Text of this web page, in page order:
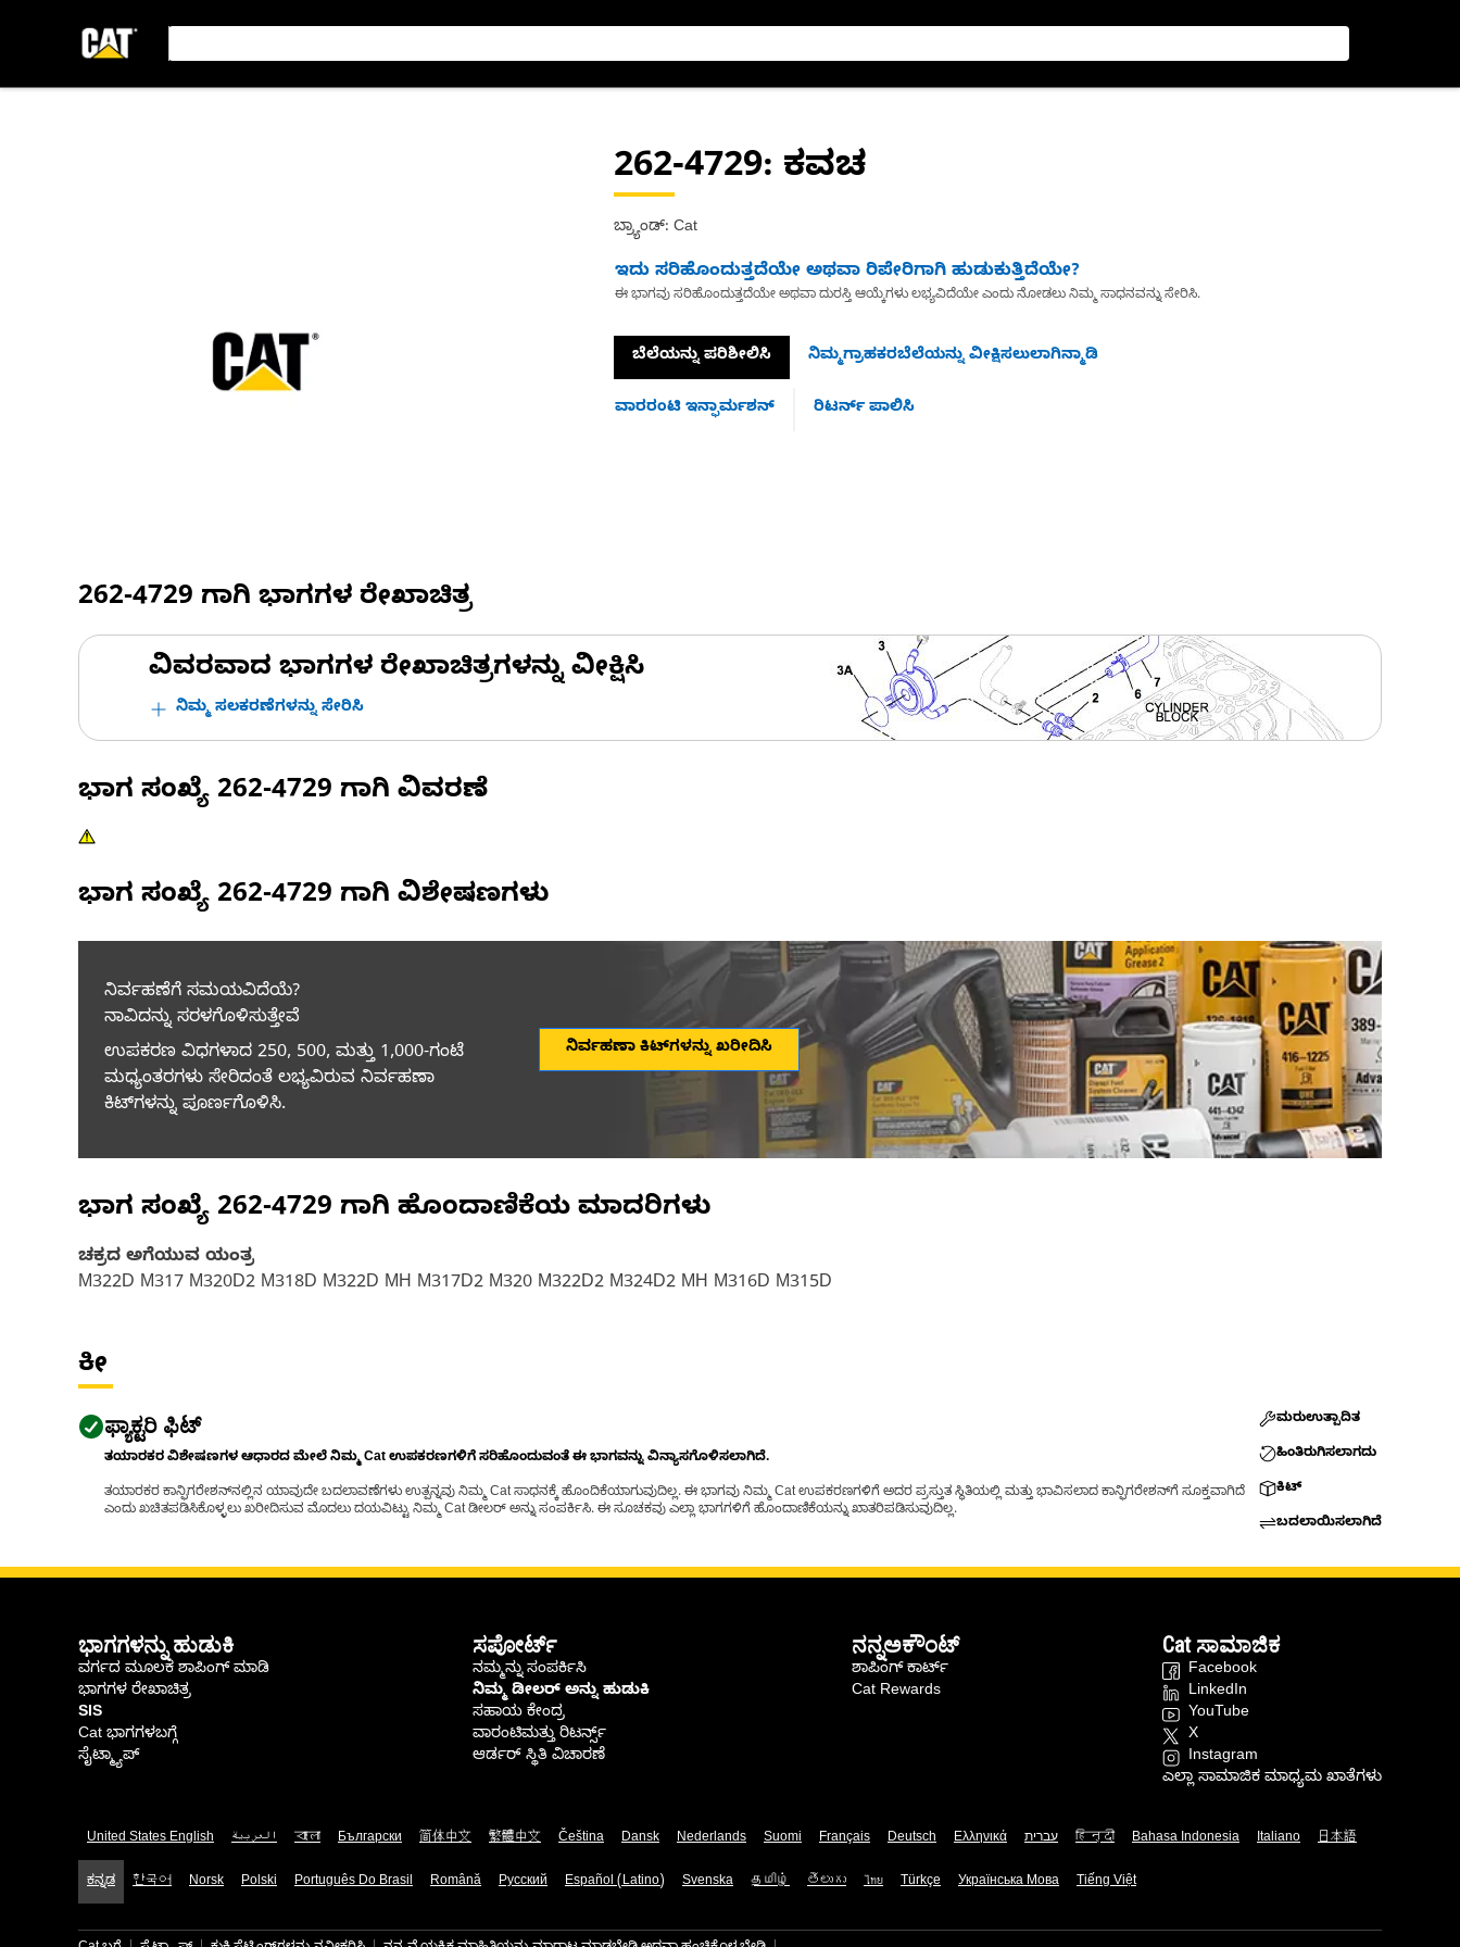
262-4729: ಕವಚ
ಬ್ರ್ಯಾಂಡ್: Cat
ಇದು ಸರಿಹೊಂದುತ್ತದೆಯೇ ಅಥವಾ ರಿಪೇರಿಗಾಗಿ ಹುಡುಕುತ್ತಿದೆಯೇ?
ಈ ಭಾಗವು ಸರಿಹೊಂದುತ್ತದೆಯೇ ಅಥವಾ ದುರಸ್ತಿ ಆಯ್ಕೆಗಳು ಲಭ್ಯವಿದೆಯೇ ಎಂದು ನೋಡಲು ನಿಮ್ಮ ಸಾಧನವನ್ನು ಸೇರಿಸಿ.
ಬೆಲೆಯನ್ನು ಪರಿಶೀಲಿಸಿ ನಿಮ್ಮಗ್ರಾಹಕರಬೆಲೆಯನ್ನು ವೀಕ್ಷಿಸಲುಲಾಗಿನ್ಮಾಡಿ
ವಾರರಂಟಿ ಇನ್ಫಾರ್ಮಶನ್ ರಿಟರ್ನ್ ಪಾಲಿಸಿ
262-4729 ಗಾಗಿ ಭಾಗಗಳ ರೇಖಾಚಿತ್ರ
ವಿವರವಾದ ಭಾಗಗಳ ರೇಖಾಚಿತ್ರಗಳನ್ನು ವೀಕ್ಷಿಸಿ
ನಿಮ್ಮ ಸಲಕರಣೆಗಳನ್ನು ಸೇರಿಸಿ
ಭಾಗ ಸಂಖ್ಯೆ 262-4729 ಗಾಗಿ ವಿವರಣೆ
ಭಾಗ ಸಂಖ್ಯೆ 262-4729 ಗಾಗಿ ವಿಶೇಷಣಗಳು
ನಿರ್ವಹಣೆಗೆ ಸಮಯವಿದೆಯೆ?
ನಾವಿದನ್ನು ಸರಳಗೊಳಿಸುತ್ತೇವೆ
ಉಪಕರಣ ವಿಧಗಳಾದ 250, 500, ಮತ್ತು 1,000-ಗಂಟೆ
ಮಧ್ಯಂತರಗಳು ಸೇರಿದಂತೆ ಲಭ್ಯವಿರುವ ನಿರ್ವಹಣಾ
ಕಿಟ್‌ಗಳನ್ನು ಪೂರ್ಣಗೊಳಿಸಿ.
ನಿರ್ವಹಣಾ ಕಿಟ್‌ಗಳನ್ನು ಖರೀದಿಸಿ
ಭಾಗ ಸಂಖ್ಯೆ 262-4729 ಗಾಗಿ ಹೊಂದಾಣಿಕೆಯ ಮಾದರಿಗಳು
ಚಕ್ರದ ಅಗೆಯುವ ಯಂತ್ರ
M322D M317 M320D2 M318D M322D MH M317D2 M320 M322D2 M324D2 MH M316D M315D
ಕೀ
ಫ್ಯಾಕ್ಟರಿ ಫಿಟ್
ತಯಾರಕರ ವಿಶೇಷಣಗಳ ಆಧಾರದ ಮೇಲೆ ನಿಮ್ಮ Cat ಉಪಕರಣಗಳಿಗೆ ಸರಿಹೊಂದುವಂತೆ ಈ ಭಾಗವನ್ನು ವಿನ್ಯಾಸಗೊಳಿಸಲಾಗಿದೆ.
ತಯಾರಕರ ಕಾನ್ಫಿಗರೇಶನ್‌ನಲ್ಲಿನ ಯಾವುದೇ ಬದಲಾವಣೆಗಳು ಉತ್ಪನ್ನವು ನಿಮ್ಮ Cat ಸಾಧನಕ್ಕೆ ಹೊಂದಿಕೆಯಾಗುವುದಿಲ್ಲ. ಈ ಭಾಗವು ನಿಮ್ಮ Cat ಉಪಕರಣಗಳಿಗೆ ಅದರ ಪ್ರಸ್ತುತ ಸ್ಥಿತಿಯಲ್ಲಿ ಮತ್ತು ಭಾವಿಸಲಾದ ಕಾನ್ಫಿಗರೇಶನ್‌ಗೆ ಸೂಕ್ತವಾಗಿದೆ
ಎಂದು ಖಚಿತಪಡಿಸಿಕೊಳ್ಳಲು ಖರೀದಿಸುವ ಮೊದಲು ದಯವಿಟ್ಟು ನಿಮ್ಮ Cat ಡೀಲರ್ ಅನ್ನು ಸಂಪರ್ಕಿಸಿ. ಈ ಸೂಚಕವು ಎಲ್ಲಾ ಭಾಗಗಳಿಗೆ ಹೊಂದಾಣಿಕೆಯನ್ನು ಖಾತರಿಪಡಿಸುವುದಿಲ್ಲ.
ಮರುಉತ್ಪಾದಿತ
ಹಿಂತಿರುಗಿಸಲಾಗದು
ಕಿಟ್
ಬದಲಾಯಿಸಲಾಗಿದೆ
ಭಾಗಗಳನ್ನು ಹುಡುಕಿ
ವರ್ಗದ ಮೂಲಕ ಶಾಪಿಂಗ್ ಮಾಡಿ
ಭಾಗಗಳ ರೇಖಾಚಿತ್ರ
SIS
Cat ಭಾಗಗಳಬಗ್ಗೆ
ಸೈಟ್ಮ್ಯಾಪ್
ಸಪೋರ್ಟ್
ನಮ್ಮನ್ನು ಸಂಪರ್ಕಿಸಿ
ನಿಮ್ಮ ಡೀಲರ್ ಅನ್ನು ಹುಡುಕಿ
ಸಹಾಯ ಕೇಂದ್ರ
ವಾರಂಟಿಮತ್ತು ರಿಟರ್ನ್ಸ್
ಆರ್ಡರ್ ಸ್ಥಿತಿ ವಿಚಾರಣೆ
ನನ್ನಅಕೌಂಟ್
ಶಾಪಿಂಗ್ ಕಾರ್ಟ್
Cat Rewards
Cat ಸಾಮಾಜಿಕ
Facebook
LinkedIn
YouTube
X
Instagram
ಎಲ್ಲಾ ಸಾಮಾಜಿಕ ಮಾಧ್ಯಮ ಖಾತೆಗಳು
United States English العربية বাংলা Български 简体中文 繁體中文 Čeština Dansk Nederlands Suomi Français Deutsch Ελληνικά עברית हिन्दी Bahasa Indonesia Italiano 日本語
ಕನ್ನಡ 한국어 Norsk Polski Português Do Brasil Română Русский Español (Latino) Svenska தமிழ் తెలుగు ไทย Türkçe Українська Мова Tiếng Việt